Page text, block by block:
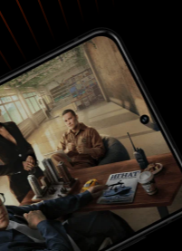
он
условия,
формата
между
что она